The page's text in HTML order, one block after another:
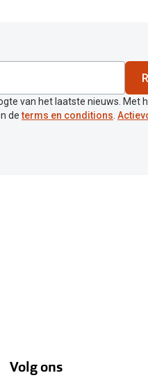
van het laatste nieuws. Met
determs en conditions.
Volg ons